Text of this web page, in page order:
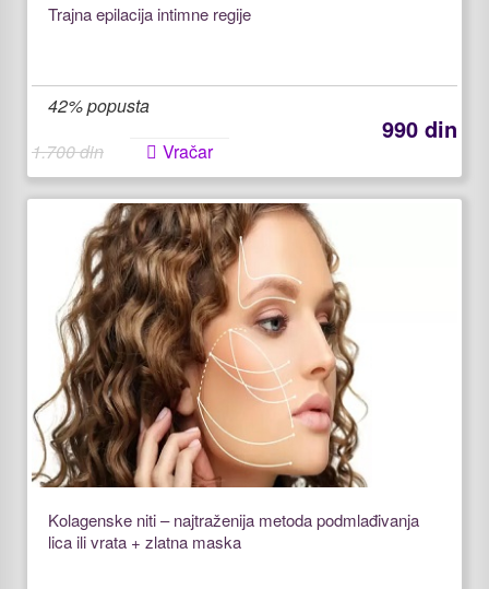
Trajna epilacija intimne regije
42% popusta
990 din
1.700 din Vračar
Kolagenske niti – najtraženija metoda podmlađivanja
lica ili vrata + zlatna maska